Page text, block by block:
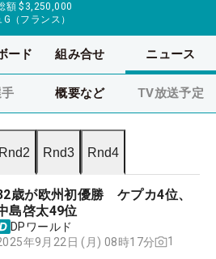
額 $3,250,000
（フランス）
ード 組み合せ ニュース
概要など TV放送予定
Rnd2 Rnd3 Rnd4
歳が欧州初優勝 ケプカ4位、
島啓太49位
DPワールド
年9月22日 (月) 08時17分
1